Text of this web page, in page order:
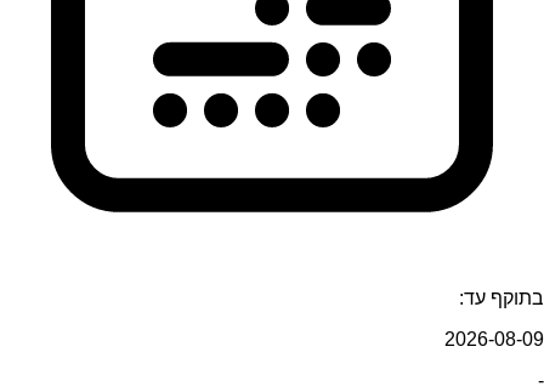
בתוקף עד:
2026-08-09
-